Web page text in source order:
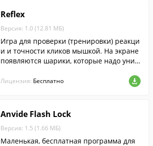
Reflex
Версия: 1.0 (12.81 МБ)
Игра для проверки (тренировки) реакци
и и точности кликов мышкой. На экране
появляются шарики, которые надо унич
Лицензия: Бесплатно
Anvide Flash Lock
Версия: 1.5 (1.66 МБ)
Маленькая, бесплатная программа для